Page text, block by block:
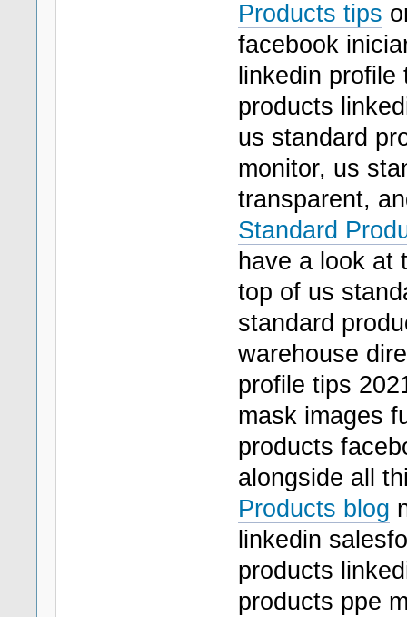
Products tips
facebook
linkedin
products
us standard
monitor, us
transparent,
Standard
have a look at
top of us
standard
warehouse
profile tips
mask images
products
alongside all
Products blog
linkedin
products
products ppe